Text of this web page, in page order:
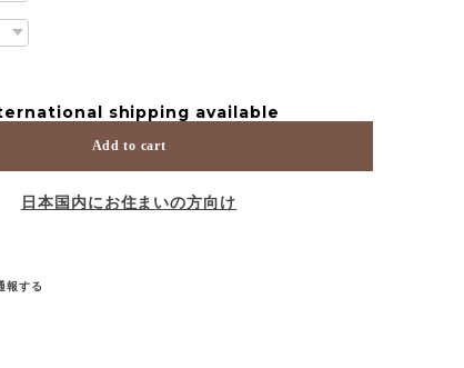
shipping available
Add to cart
日本国内にお住まいの方向け
報する